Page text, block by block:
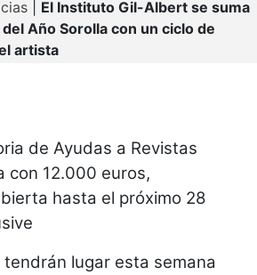
El Instituto Gil-Albert se suma
Año Sorolla con un ciclo de
artista
de Ayudas a Revistas
con 12.000 euros,
hasta el próximo 28
lugar esta semana